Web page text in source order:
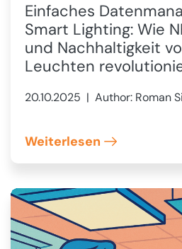
Einfaches
Smart Lighting: Wie
und Nachhaltigkeit
Leuchten
20.10.2025 | Author: Roman
Weiterlesen